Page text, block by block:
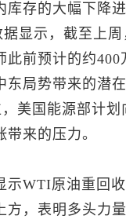
库存的大幅下降
显示，截至上
此前预计的约
东局势带来的潜
美国能源部计
来的压力。
示WTI原油重回
方，表明多头力